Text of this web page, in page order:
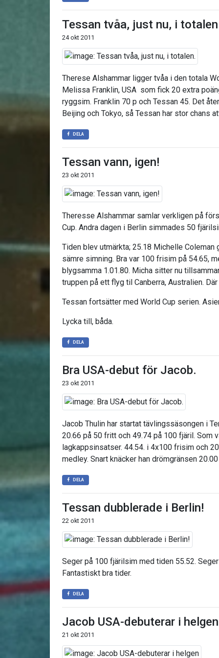
Tessan tvåa, just nu, i
24 okt 2011
Therese Alshammar ligger tvåa i den totala
Melissa Franklin, USA som fick 20 extra
ryggsim. Franklin 70 p och Tessan 45. Det
Beijing och Tokyo, så Tessan har stor chans
DELA
Tessan vann, igen!
23 okt 2011
Theresse Alshammar samlar verkligen på
Cup. Andra dagen i Berlin simmades 50
Tiden blev utmärkta; 25.18 Michelle Coleman
sämre simning. Bra var 100 frisim på 54.65,
blygsamma 1.01.80. Micha sitter nu
truppen på ett flyg til Canberra, Australien.
Tessan fortsätter med World Cup serien.
Lycka till, båda.
DELA
Bra USA-debut för Jacob.
23 okt 2011
Jacob Thulin har startat tävlingssäsongen i
20.66 på 50 fritt och 49.74 på 100 fjäril. Som
lagkappsinsatser. 44.54. i 4x100 frisim och
medley. Snart knäcker han drömgränsen 20.00
DELA
Tessan dubblerade i Berlin!
22 okt 2011
Seger på 100 fjärilsim med tiden 55.52.
Fantastiskt bra tider.
DELA
Jacob USA-debuterar i helgen
21 okt 2011